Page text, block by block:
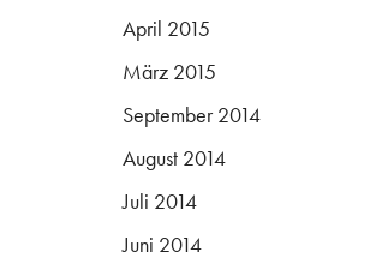
April 2015
März 2015
September 2014
August 2014
Juli 2014
Juni 2014